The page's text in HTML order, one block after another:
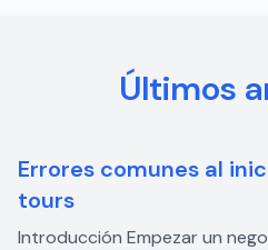
Últimos
Errores comunes al
tours
Introducción Empezar un